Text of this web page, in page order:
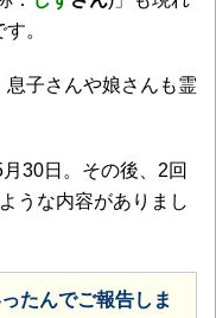
。
息子さんや娘さんも霊
30日。その後、2回
うな内容がありまし
たんでご報告しま